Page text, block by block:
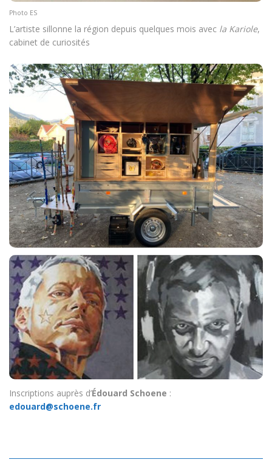
Photo ES
L’artiste sillonne la région depuis quelques mois avec la Kariole,
cabinet de curiosités
Inscriptions auprès d’Édouard Schoene :
edouard@schoene.fr